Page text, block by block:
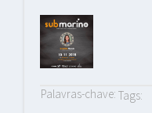
Palavras-chave: Tags: